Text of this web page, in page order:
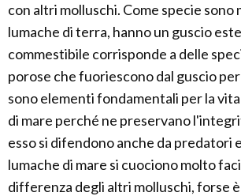
con altri molluschi. Come specie sono
lumache di terra, hanno un guscio
commestibile corrisponde a delle
porose che fuoriescono dal guscio
sono elementi fondamentali per la
di mare perché ne preservano
esso si difendono anche da predatori
lumache di mare si cuociono molto
differenza degli altri molluschi, forse